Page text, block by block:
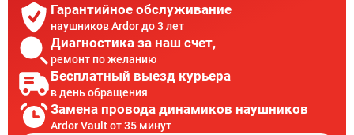
Гарантийное обслуживание
наушников Ardor до 3 лет
Диагностика за наш счет,
ремонт по желанию
Бесплатный выезд курьера
в день обращения
Замена провода динамиков наушников
Ardor Vault от 35 минут